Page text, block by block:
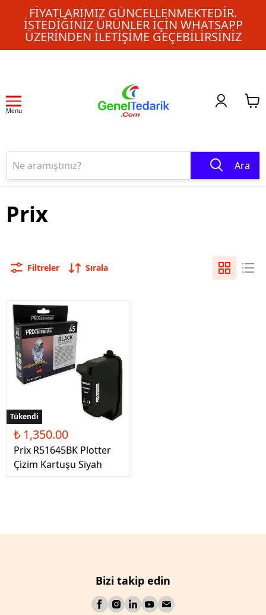
FIYATLARIMIZ GÜNCELLENMEKTEDIR.
İSTEDIĞINIZ ÜRÜNLER IÇIN WHATSAPP
ÜZERINDEN ILETIŞIME GEÇEBILIRSINIZ
Menu
Ara
Prix
Filtreler Sırala
Tükendi
₺ 1,350.00
Prix R51645BK Plotter
Çizim Kartuşu Siyah
Bizi takip edin